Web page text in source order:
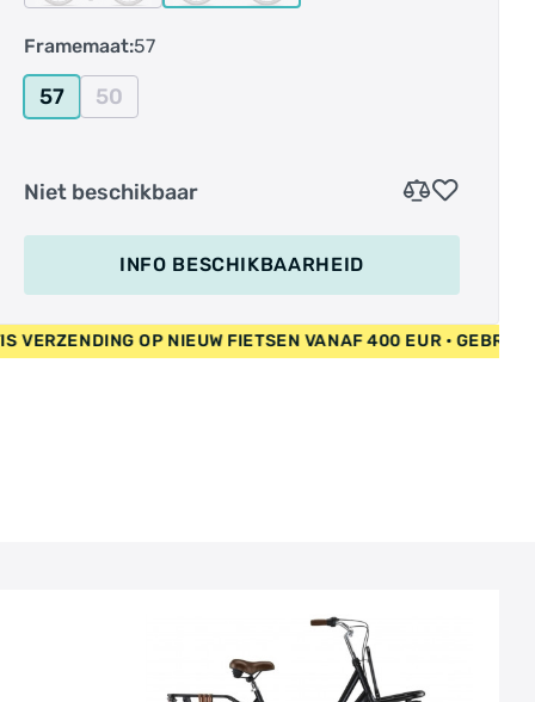
Framemaat:57
57 50
Niet beschikbaar
INFO BESCHIKBAARHEID
GRATIS VERZENDING OP NIEUW FIETSEN VANAF 400 EUR